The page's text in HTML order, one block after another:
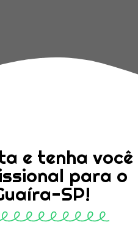
e tenha você
para o
SP!